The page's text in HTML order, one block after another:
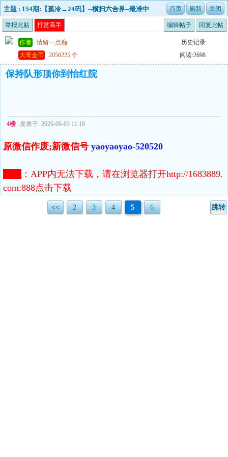
主题 : 154期:【孤冷→24码】--横扫六合界--最准中
特料！已更新
举报此贴 打赏高手 编辑帖子 回复此帖
作者 情留一点痴
历史记录
大哥金币
2050225 个 阅读:2698
保持队形顶你到怡红院
4楼 | 发表于: 2026-06-03 11:18
原微信作废;新微信号 yaoyaoyao-520520
： APP内无法下载，请在浏览器打开http://1683889.
com:888点击下载
<< 2 3 4 5 6 跳转